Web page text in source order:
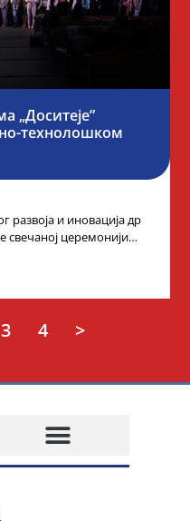
„Доситеје”
технолошком
развоја и иновација др
свечаној церемонији
3 4 >